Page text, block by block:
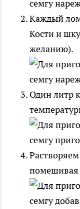
Каждый
Кости и
желанию).
Один литр